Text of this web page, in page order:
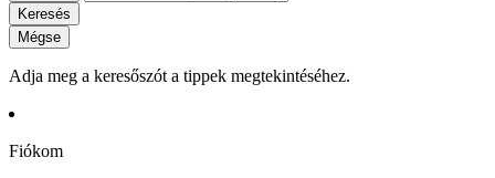
Keresés
Mégse
Adja meg a keresőszót a tippek megtekintéséhez.
Fiókom